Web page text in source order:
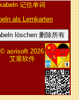
记住单词
als Lernkarten
löschen 删除所有
© asrisoft 2026
艾塞软件